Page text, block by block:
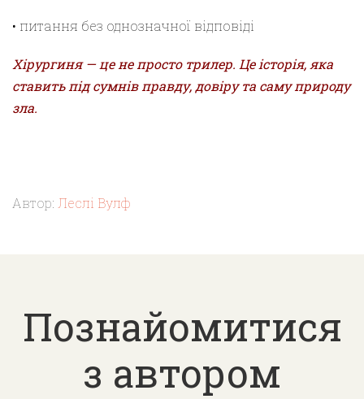
• питання без однозначної відповіді
Хірургиня — це не просто трилер. Це історія, яка
ставить під сумнів правду, довіру та саму природу
зла.
Автор: Леслі Вулф
Познайомитися
з автором